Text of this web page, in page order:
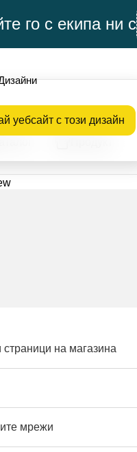
го с екипа ни с
уебсайт с този дизайн
на магазина
мрежи